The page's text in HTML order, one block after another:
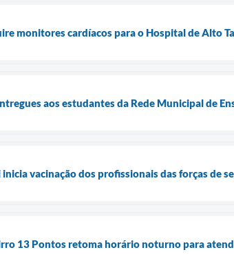
monitores cardíacos para o Hospital de Alto
aos estudantes da Rede Municipal de
vacinação dos profissionais das forças de
13 Pontos retoma horário noturno para